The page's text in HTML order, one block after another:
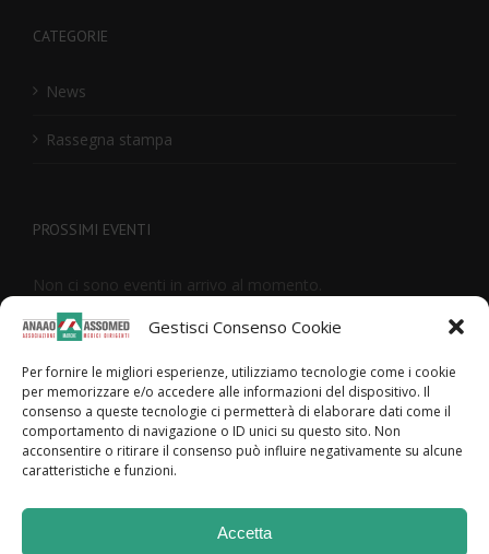
Gestisci Consenso Cookie
Per fornire le migliori esperienze, utilizziamo tecnologie come i cookie
per memorizzare e/o accedere alle informazioni del dispositivo. Il
consenso a queste tecnologie ci permetterà di elaborare dati come il
comportamento di navigazione o ID unici su questo sito. Non
acconsentire o ritirare il consenso può influire negativamente su alcune
caratteristiche e funzioni.
Accetta
CATEGORIE
News
Rassegna stampa
PROSSIMI EVENTI
Non ci sono eventi in arrivo al momento.
Privacy policy
Cookie Policy (UE)